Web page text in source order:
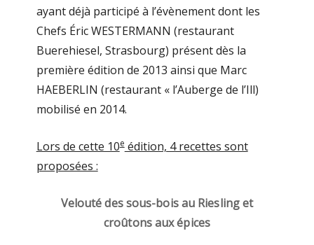
ayant déjà participé à l’évènement dont les
Chefs Éric WESTERMANN (restaurant
Buerehiesel, Strasbourg) présent dès la
première édition de 2013 ainsi que Marc
HAEBERLIN (restaurant « l’Auberge de l’Ill)
mobilisé en 2014.
Lors de cette 10eédition, 4 recettes sont
proposées :
Velouté des sous-bois au Riesling et
croûtons aux épices